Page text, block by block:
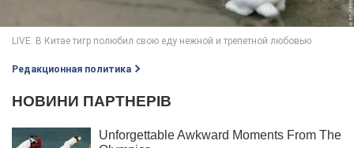
Редакционная политика